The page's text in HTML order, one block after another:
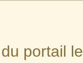
portail